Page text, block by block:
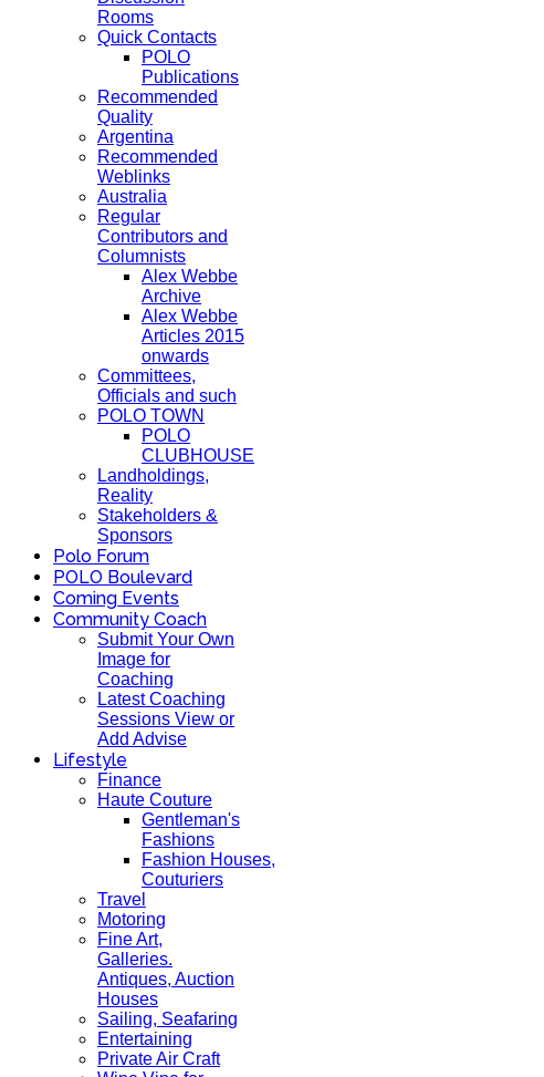
Rooms
Quick Contacts
POLO
Publications
Recommended
Quality
Argentina
Recommended
Weblinks
Australia
Regular
Contributors and
Columnists
Alex Webbe
Archive
Alex Webbe
Articles 2015
onwards
Committees,
Officials and such
POLO TOWN
POLO
CLUBHOUSE
Landholdings,
Reality
Stakeholders &
Sponsors
Polo Forum
POLO Boulevard
Coming Events
Community Coach
Submit Your Own
Image for
Coaching
Latest Coaching
Sessions View or
Add Advise
Lifestyle
Finance
Haute Couture
Gentleman's
Fashions
Fashion Houses,
Couturiers
Travel
Motoring
Fine Art,
Galleries.
Antiques, Auction
Houses
Sailing, Seafaring
Entertaining
Private Air Craft